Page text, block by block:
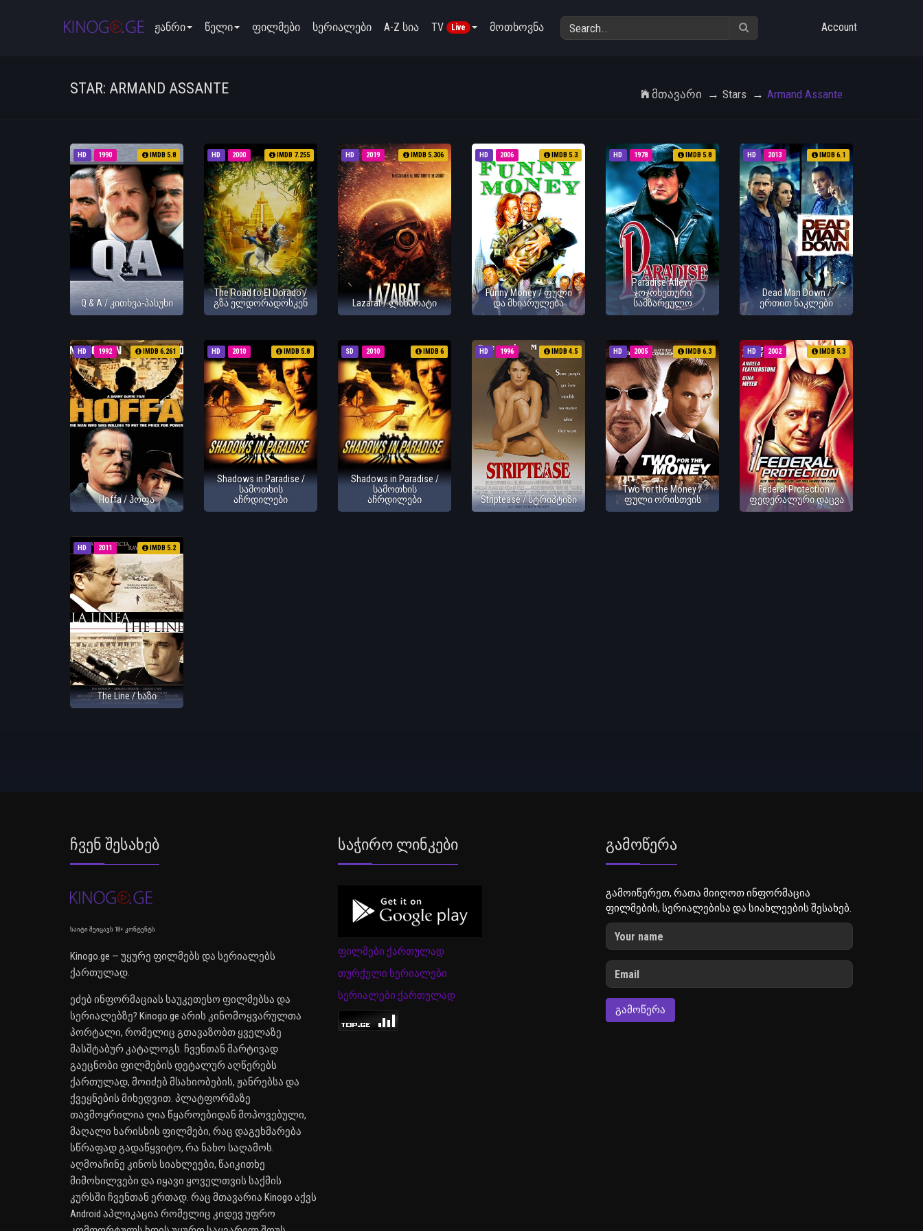
ჟანრი წელი ფილმები სერიალები A-Z სია TV Live მოთხოვნა Account
STAR: ARMAND ASSANTE Მთავარი Stars Armand Assante
HD 1990 IMDB 5.8
Q & A / კითხვა-პასუხი
HD 2000 IMDB 7.255
The Road to El Dorado /
გზა ელდორადოსკენ
HD 2019 IMDB 5.306
Lazarat / ლაზარატი
HD 2006 IMDB 5.3
Funny Money / ფული
და მხიარულება
HD 1978 IMDB 5.8
Paradise Alley /
ჯოჯოხეთური
სამზარეულო
HD 2013 IMDB 6.1
Dead Man Down /
ერთით ნაკლები
HD 1992 IMDB 6.261
Hoffa / ჰოფა
HD 2010 IMDB 5.8
Shadows in Paradise /
სამოთხის
აჩრდილები
SD 2010 IMDB 6
Shadows in Paradise /
სამოთხის
აჩრდილები
HD 1996 IMDB 4.5
Striptease / სტრიპტიზი
HD 2005 IMDB 6.3
Two for the Money /
ფული ორისთვის
HD 2002 IMDB 5.3
Federal Protection /
ფედერალური დაცვა
HD 2011 IMDB 5.2
The Line / ხაზი
Ჩვენ Შესახებ
საიტი შეიცავს 18+ კონტენტს
Kinogo.ge — უყურე ფილმებს და სერიალებს
ქართულად.
ეძებ ინფორმაციას საუკეთესო ფილმებსა და
სერიალებზე? Kinogo.ge არის კინომოყვარულთა
პორტალი, რომელიც გთავაზობთ ყველაზე
მასშტაბურ კატალოგს. ჩვენთან მარტივად
გაეცნობი ფილმების დეტალურ აღწერებს
ქართულად, მოიძებ მსახიობების, ჟანრებსა და
ქვეყნების მიხედვით. პლატფორმაზე
თავმოყრილია ღია წყაროებიდან მოპოვებული,
მაღალი ხარისხის ფილმები, რაც დაგეხმარება
სწრაფად გადაწყვიტო, რა ნახო საღამოს.
აღმოაჩინე კინოს სიახლეები, წაიკითხე
მიმოხილვები და იყავი ყოველთვის საქმის
კურსში ჩვენთან ერთად. რაც მთავარია Kinogo აქვს
Android აპლიკაცია რომელიც კიდევ უფრო
Საჭირო Ლინკები
ფილმები ქართულად
თურქული სერიალები
სერიალები ქართულად
Გამოწერა
გამოიწერეთ, რათა მიიღოთ ინფორმაცია
ფილმების, სერიალებისა და სიახლეების შესახებ.
ᲒᲐᲛᲝᲬᲔᲠᲐ